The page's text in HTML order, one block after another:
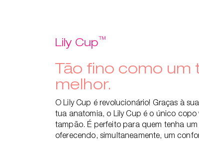
Lily Cup™
Tão fino como um
melhor.
O Lily Cup é revolucionário! Graças à
tua anatomia, o Lily Cup é o único
tampão. É perfeito para quem tenha
oferecendo, simultaneamente, um